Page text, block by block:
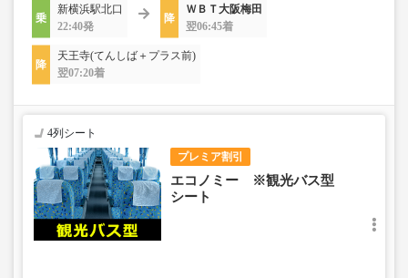
新横浜駅北口
22:40発
ＷＢＴ大阪梅田
翌06:45着
天王寺(てんしば＋プラス前)
翌07:20着
プレミア割引
4列シート
エコノミー ※観光バス型
シート